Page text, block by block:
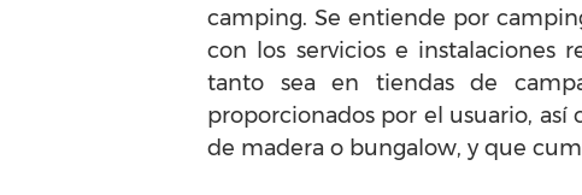
camping. Se entiende por
con los servicios e instalaciones
tanto sea en tiendas de
proporcionados por el usuario,
de madera o bungalow, y que